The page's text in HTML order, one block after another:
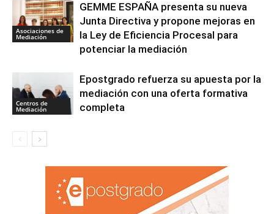
Asociaciones de
Mediación
GEMME ESPAÑA presenta su nueva
Junta Directiva y propone mejoras en
la Ley de Eficiencia Procesal para
potenciar la mediación
Centros de
Mediación
Epostgrado refuerza su apuesta por la
mediación con una oferta formativa
completa